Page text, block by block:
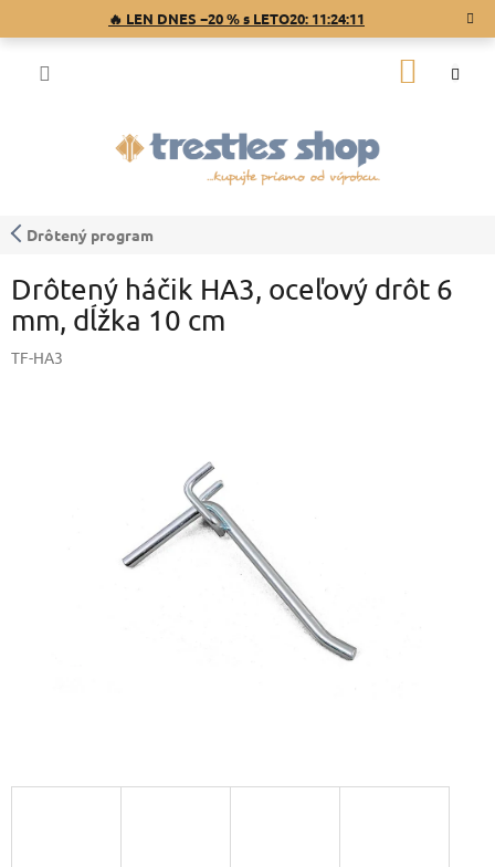
🔥 LEN DNES −20 % s LETO20: 11:24:10
Drôtený program
Drôtený háčik HA3, oceľový drôt 6
mm, dĺžka 10 cm
TF-HA3